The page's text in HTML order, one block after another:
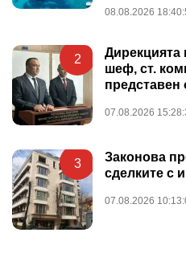
08.08.2026
2
Дирекцията
шеф, ст.
07.08.2026
3
Законова
сделките с
07.08.2026